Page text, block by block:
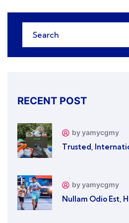
RECENT POST
by yamycgmy
Trusted,
by yamycgmy
Nullam Odio Est,